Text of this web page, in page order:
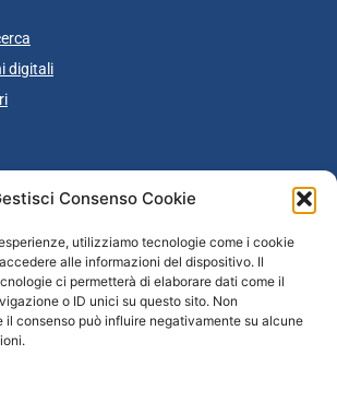
Consenso Cookie
utilizziamo tecnologie come i cookie
alle informazioni del dispositivo. Il
ci permetterà di elaborare dati come il
o ID unici su questo sito. Non
il consenso può influire negativamente su alcune
digitali
/ Età repubblicana